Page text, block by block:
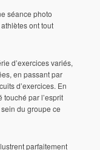
séance photo
ont tout
d’exercices variés,
, en passant par
d’exercices. En
touché par l’esprit
du groupe ce
parfaitement